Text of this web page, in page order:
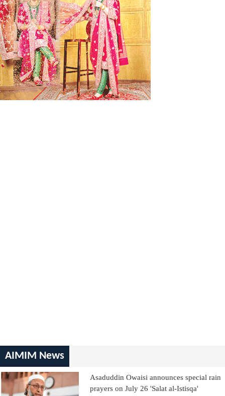
AIMIM News
Asaduddin Owaisi announces special rain
prayers on July 26 'Salat al-Istisqa'